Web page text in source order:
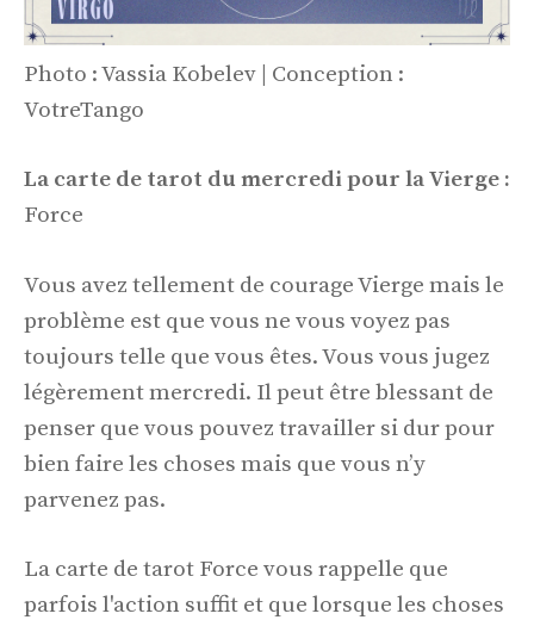
Photo : Vassia Kobelev | Conception :
VotreTango
La carte de tarot du mercredi pour la Vierge :
Force
Vous avez tellement de courage Vierge mais le
problème est que vous ne vous voyez pas
toujours telle que vous êtes. Vous vous jugez
légèrement mercredi. Il peut être blessant de
penser que vous pouvez travailler si dur pour
bien faire les choses mais que vous n’y
parvenez pas.
La carte de tarot Force vous rappelle que
parfois l'action suffit et que lorsque les choses